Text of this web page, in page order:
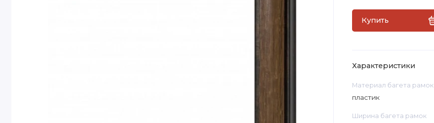
Купить
Характеристики
Материал багета рамок
пластик
Ширина багета рамок